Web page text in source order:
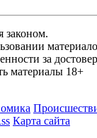
законом.
за
материалы 18+
Карта сайта